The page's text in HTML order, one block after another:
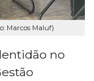
Marcos Maluf)
no